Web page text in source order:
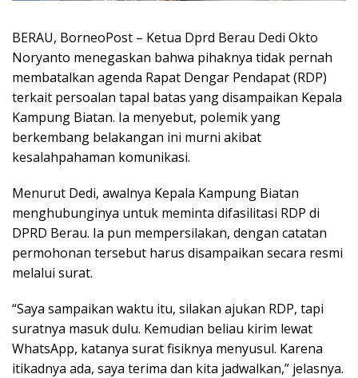
BERAU, BorneoPost – Ketua Dprd Berau Dedi Okto
Noryanto menegaskan bahwa pihaknya tidak pernah
membatalkan agenda Rapat Dengar Pendapat (RDP)
terkait persoalan tapal batas yang disampaikan Kepala
Kampung Biatan. Ia menyebut, polemik yang
berkembang belakangan ini murni akibat
kesalahpahaman komunikasi.
Menurut Dedi, awalnya Kepala Kampung Biatan
menghubunginya untuk meminta difasilitasi RDP di
DPRD Berau. Ia pun mempersilakan, dengan catatan
permohonan tersebut harus disampaikan secara resmi
melalui surat.
“Saya sampaikan waktu itu, silakan ajukan RDP, tapi
suratnya masuk dulu. Kemudian beliau kirim lewat
WhatsApp, katanya surat fisiknya menyusul. Karena
itikadnya ada, saya terima dan kita jadwalkan,” jelasnya.